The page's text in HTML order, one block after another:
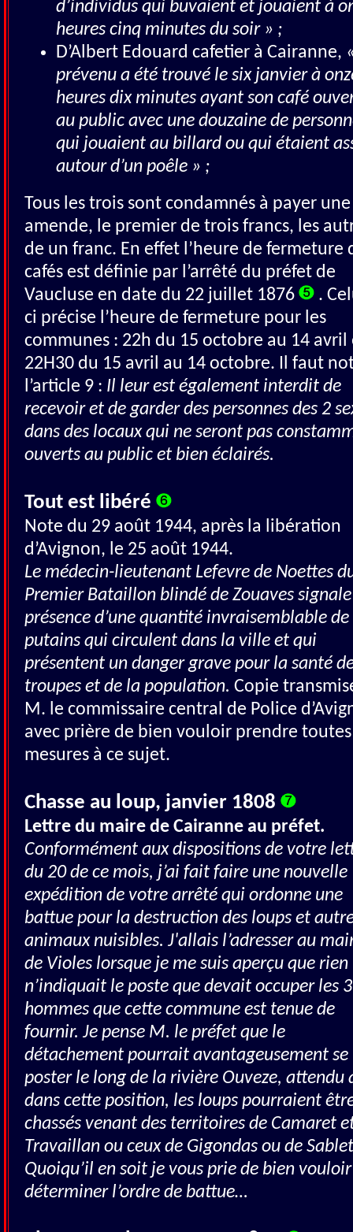
d’individus qui buvaient et jouaient à
heures cinq minutes du soir » ;
D’Albert Edouard cafetier à Cairanne,
prévenu a été trouvé le six janvier à
heures dix minutes ayant son café
au public avec une douzaine de
qui jouaient au billard ou qui étaient
autour d’un poêle » ;
Tous les trois sont condamnés à payer une
amende, le premier de trois francs, les
de un franc. En effet l’heure de fermeture
cafés est définie par l’arrêté du préfet de
Vaucluse en date du 22 juillet 1876
.
ci précise l’heure de fermeture pour les
communes : 22h du 15 octobre au 14 avril
22H30 du 15 avril au 14 octobre. Il faut
l’article 9 : Il leur est également interdit de
recevoir et de garder des personnes des 2
dans des locaux qui ne seront pas
ouverts au public et bien éclairés.
Tout est libéré
Note du 29 août 1944, après la libération
d’Avignon, le 25 août 1944.
Le médecin-lieutenant Lefevre de Noettes
Premier Bataillon blindé de Zouaves
présence d’une quantité invraisemblable de
putains qui circulent dans la ville et qui
présentent un danger grave pour la santé
troupes et de la population. Copie
M. le commissaire central de Police
avec prière de bien vouloir prendre toutes
mesures à ce sujet.
Chasse au loup, janvier 1808
Lettre du maire de Cairanne au préfet.
Conformément aux dispositions de votre
du 20 de ce mois, j’ai fait faire une nouvelle
expédition de votre arrêté qui ordonne une
battue pour la destruction des loups et
animaux nuisibles. J'allais l’adresser au
de Violes lorsque je me suis aperçu que rien
n’indiquait le poste que devait occuper les
hommes que cette commune est tenue de
fournir. Je pense M. le préfet que le
détachement pourrait avantageusement se
poster le long de la rivière Ouveze, attendu
dans cette position, les loups pourraient
chassés venant des territoires de Camaret
Travaillan ou ceux de Gigondas ou de
Quoiqu’il en soit je vous prie de bien vouloir
déterminer l’ordre de battue…